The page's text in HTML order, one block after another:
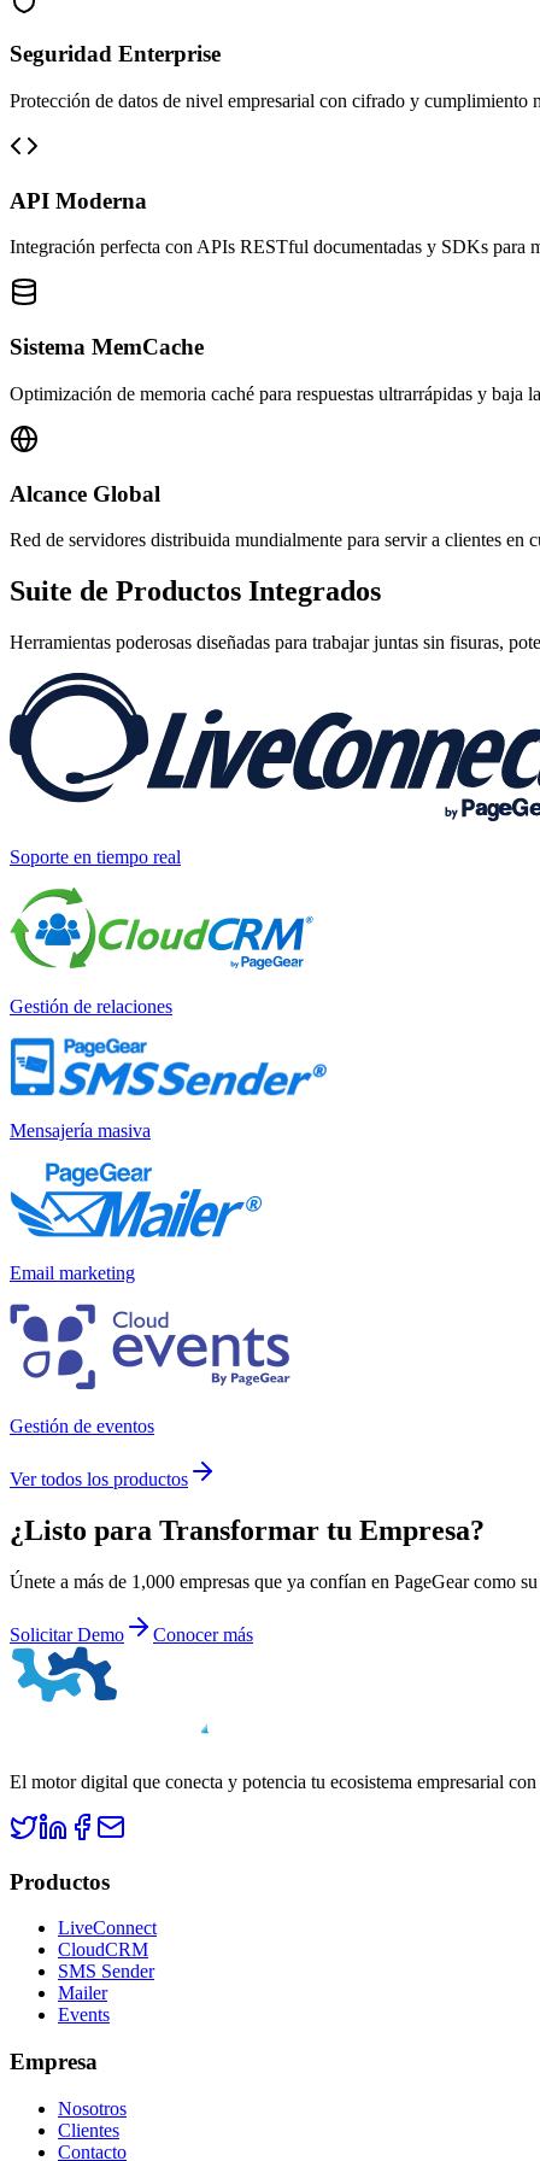
Seguridad Enterprise
Protección de datos de nivel empresarial con cifrado y cumplimiento
API Moderna
Integración perfecta con APIs RESTful documentadas y SDKs para
Sistema MemCache
Optimización de memoria caché para respuestas ultrarrápidas y baja
Alcance Global
Red de servidores distribuida mundialmente para servir a clientes en
Suite de Productos Integrados
Herramientas poderosas diseñadas para trabajar juntas sin fisuras,
Soporte en tiempo real
Gestión de relaciones
Mensajería masiva
Email marketing
Gestión de eventos
Ver todos los productos
¿Listo para Transformar tu Empresa?
Únete a más de 1,000 empresas que ya confían en PageGear como
Solicitar Demo Conocer más
El motor digital que conecta y potencia tu ecosistema empresarial
Productos
LiveConnect
CloudCRM
SMS Sender
Mailer
Events
Empresa
Nosotros
Clientes
Contacto